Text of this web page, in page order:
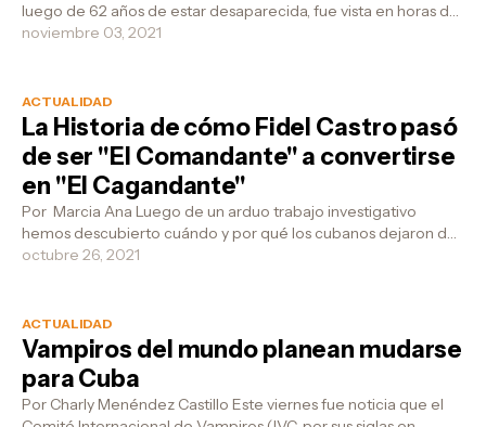
luego de 62 años de estar desaparecida, fue vista en horas de
la mañana la a...
noviembre 03, 2021
ACTUALIDAD
La Historia de cómo Fidel Castro pasó
de ser "El Comandante" a convertirse
en "El Cagandante"
Por Marcia Ana Luego de un arduo trabajo investigativo
hemos descubierto cuándo y por qué los cubanos dejaron de
llamar al dictado Fide...
octubre 26, 2021
ACTUALIDAD
Vampiros del mundo planean mudarse
para Cuba
Por Charly Menéndez Castillo Este viernes fue noticia que el